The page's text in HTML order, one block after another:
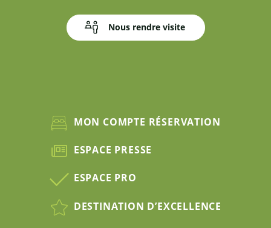
Nous rendre visite
MON COMPTE RÉSERVATION
ESPACE PRESSE
ESPACE PRO
DESTINATION D’EXCELLENCE